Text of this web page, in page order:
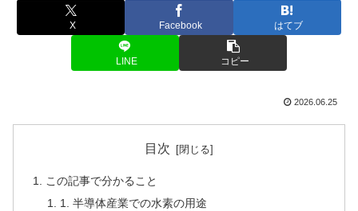
X Facebook はてブ
LINE コピー
2026.06.25
目次
この記事で分かること
1. 半導体産業での水素の用途